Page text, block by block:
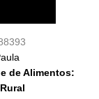
de Alimentos: